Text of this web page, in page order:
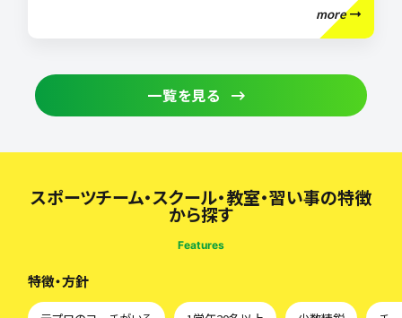
more
一覧を見る
スポーツチーム・スクール・教室・習い事の特徴
から探す
Features
特徴・方針